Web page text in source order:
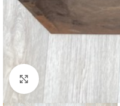
Cliquez pour agrandir